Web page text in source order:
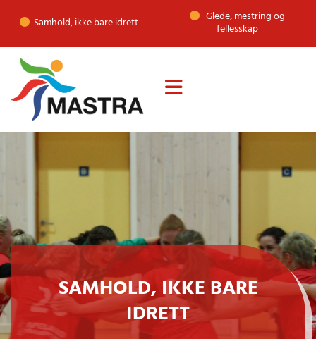
 Samhold, ikke bare idrett Glede, mestring og
fellesskap
SAMHOLD, IKKE BARE
IDRETT